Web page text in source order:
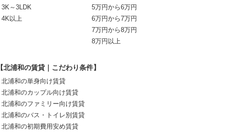
3K～3LDK
4K以上
5万円から6万円
6万円から7万円
7万円から8万円
8万円以上
【北浦和の賃貸｜こだわり条件】
北浦和の単身向け賃貸
北浦和のカップル向け賃貸
北浦和のファミリー向け賃貸
北浦和のバス・トイレ別賃貸
北浦和の初期費用安め賃貸